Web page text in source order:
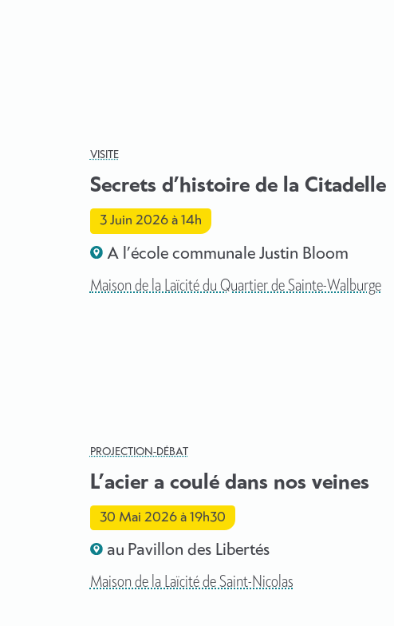
VISITE
Secrets d’histoire de la Citadelle
3 Juin 2026à 14h
A l’école communale Justin Bloom
Maison de la Laïcité du Quartier de Sainte-Walburge
PROJECTION-DÉBAT
L’acier a coulé dans nos veines
30 Mai 2026à 19h30
au Pavillon des Libertés
Maison de la Laïcité de Saint-Nicolas